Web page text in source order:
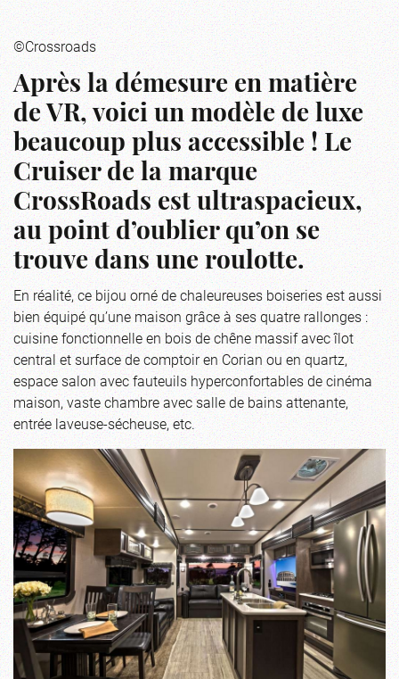
©Crossroads
Après la démesure en matière
de VR, voici un modèle de luxe
beaucoup plus accessible ! Le
Cruiser de la marque
CrossRoads est ultraspacieux,
au point d’oublier qu’on se
trouve dans une roulotte.
En réalité, ce bijou orné de chaleureuses boiseries est aussi
bien équipé qu’une maison grâce à ses quatre rallonges :
cuisine fonctionnelle en bois de chêne massif avec îlot
central et surface de comptoir en Corian ou en quartz,
espace salon avec fauteuils hyperconfortables de cinéma
maison, vaste chambre avec salle de bains attenante,
entrée laveuse-sécheuse, etc.